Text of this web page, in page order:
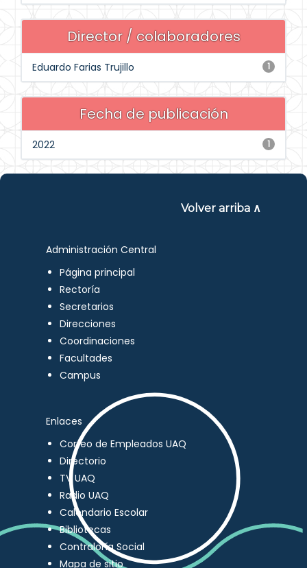
Director / colaboradores
1
Eduardo Farias Trujillo
Fecha de publicación
1
2022
Volver arriba ∧
Administración Central
Página principal
Rectoría
Secretarios
Direcciones
Coordinaciones
Facultades
Campus
Enlaces
Correo de Empleados UAQ
Directorio
TV UAQ
Radio UAQ
Calendario Escolar
Bibliotecas
Contraloría Social
Mapa de sitio